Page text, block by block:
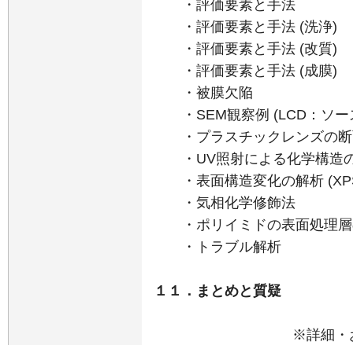
・評価要素と手法
・評価要素と手法 (洗浄)
・評価要素と手法 (改質)
・評価要素と手法 (成膜)
・被膜欠陥
・SEM観察例 (LCD：ソー
・プラスチックレンズの断
・UV照射による化学構造
・表面構造変化の解析
・気相化学修飾法
・ポリイミドの表面処理層
・トラブル解析
１１．まとめと質疑
※詳細・